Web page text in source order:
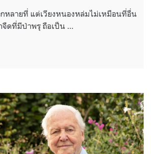
หลายที่ แต่เวียงหนองหล่มไม่เหมือนที่อื่น
จืดที่มีป่าพรุ ถือเป็น …
งหนองหล่มไม่ได้ขาดน้ำ แต่ขาดความเข้าใจ”